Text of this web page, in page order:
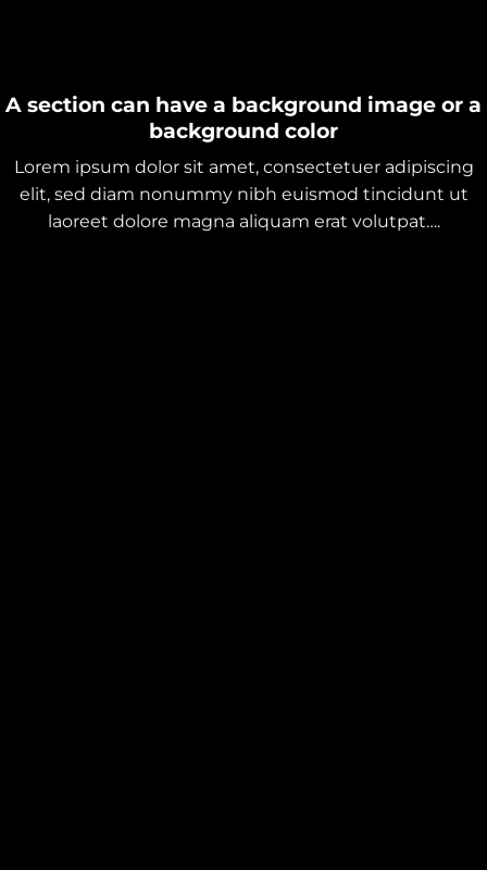
A section can have a background image or a
background color
Lorem ipsum dolor sit amet, consectetuer adipiscing
elit, sed diam nonummy nibh euismod tincidunt ut
laoreet dolore magna aliquam erat volutpat….